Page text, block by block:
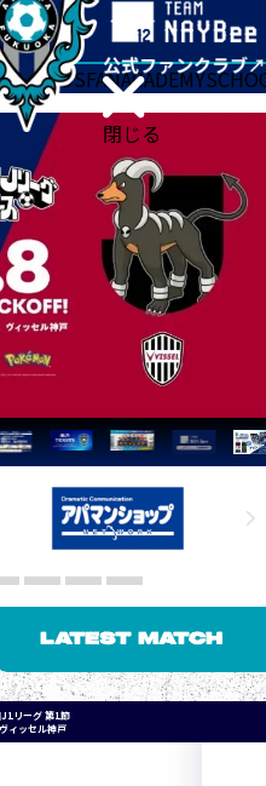
閉じる
GOODSFANACADEMY
LATEST MATCH
リーグ 第1節
ィッセル神戸